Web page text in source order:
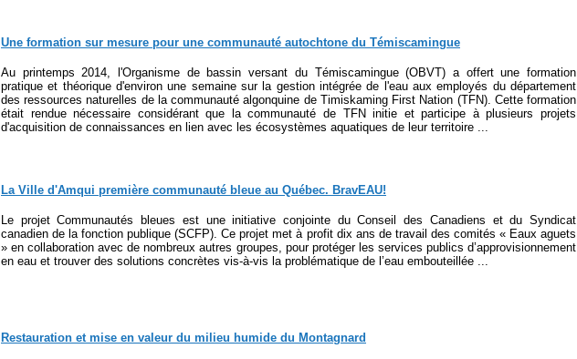
Une formation sur mesure pour une communauté autochtone du Témiscamingue
Au printemps 2014, l'Organisme de bassin versant du Témiscamingue (OBVT) a offert une formation
pratique et théorique d'environ une semaine sur la gestion intégrée de l'eau aux employés du département
des ressources naturelles de la communauté algonquine de Timiskaming First Nation (TFN). Cette formation
était rendue nécessaire considérant que la communauté de TFN initie et participe à plusieurs projets
d'acquisition de connaissances en lien avec les écosystèmes aquatiques de leur territoire ...
La Ville d'Amqui première communauté bleue au Québec. BravEAU!
Le projet Communautés bleues est une initiative conjointe du Conseil des Canadiens et du Syndicat
canadien de la fonction publique (SCFP). Ce projet met à profit dix ans de travail des comités « Eaux aguets
» en collaboration avec de nombreux autres groupes, pour protéger les services publics d’approvisionnement
en eau et trouver des solutions concrètes vis-à-vis la problématique de l’eau embouteillée ...
Restauration et mise en valeur du milieu humide du Montagnard